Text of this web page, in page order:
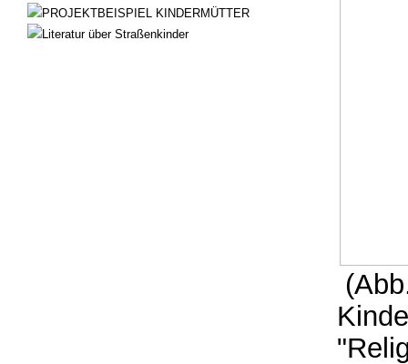
PROJEKTBEISPIEL KINDERMÜTTER
Literatur über Straßenkinder